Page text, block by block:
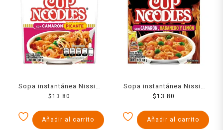
Sopa instantánea Nissin
Cup Noodles con camarón
$13.80
Añadir al carrito
Sopa instantánea Nissin
Cup Noodles camarón
$13.80
Añadir al carrito